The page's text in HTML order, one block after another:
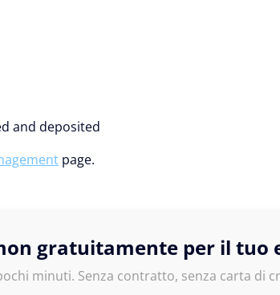
and deposited
page.
gratuitamente per il tuo
minuti. Senza contratto, senza carta di